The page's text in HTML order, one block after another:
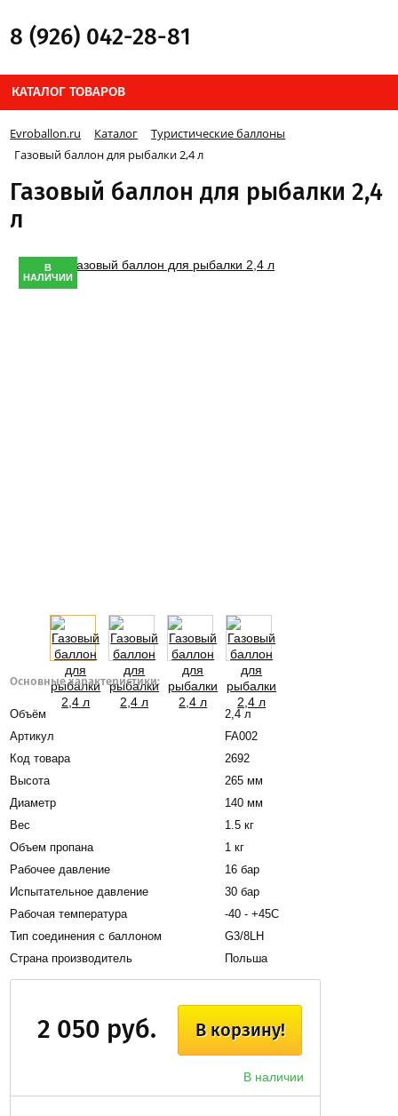
8 (926) 042-28-81
КАТАЛОГ ТОВАРОВ
Evroballon.ru Каталог
Туристические баллоны
Газовый баллон для рыбалки 2,4 л
Газовый баллон для рыбалки 2,4
л
В
НАЛИЧИИ
Основные характеристики:
Объём
2,4 л
Артикул
FA002
Код товара
2692
Высота
265 мм
Диаметр
140 мм
Вес
1.5 кг
Объем пропана
1 кг
Рабочее давление
16 бар
Испытательное давление
30 бар
Рабочая температура
-40 - +45С
Тип соединения с баллоном
G3/8LH
Страна производитель
Польша
В корзину!
В наличии
2 050 руб.